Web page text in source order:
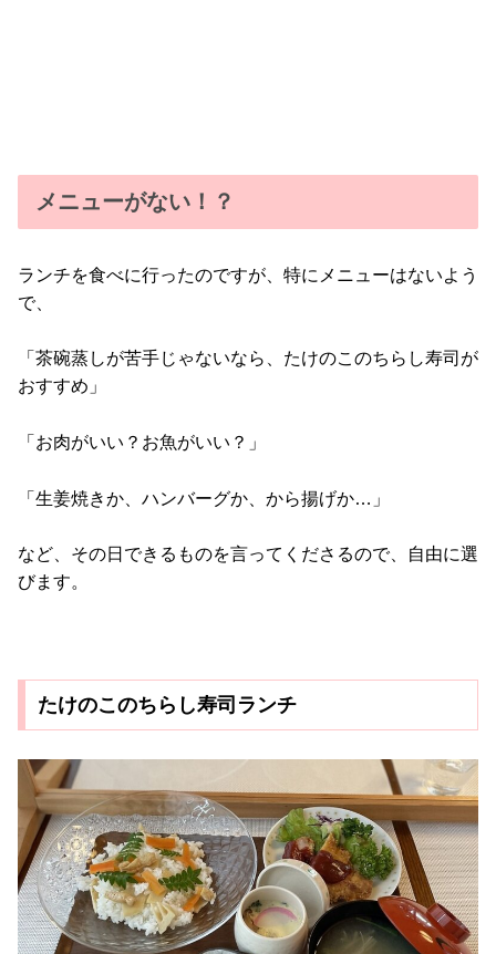
メニューがない！？
ランチを食べに行ったのですが、特にメニューはないよう
で、
「茶碗蒸しが苦手じゃないなら、たけのこのちらし寿司が
おすすめ」
「お肉がいい？お魚がいい？」
「生姜焼きか、ハンバーグか、から揚げか…」
など、その日できるものを言ってくださるので、自由に選
びます。
たけのこのちらし寿司ランチ